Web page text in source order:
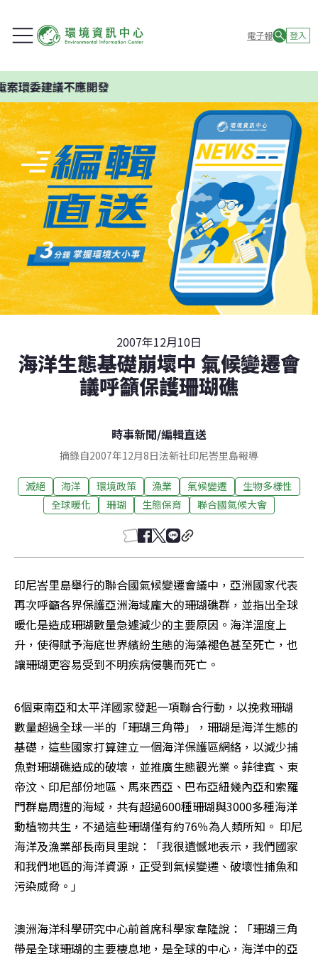
電子報 登入
環委建議不應開發
2007年12月10日
海洋生態基礎崩壞中 氣候變遷會
議呼籲保護珊瑚礁
時事新聞/編輯直送
摘錄自2007年12月8日法新社印尼峇里島報導
滅絕 海洋 環境政策 漁業 氣候變遷
生物多樣性
全球暖化
珊瑚 生態保育 聯合國氣候大會
印尼峇里島舉行的聯合國氣候變遷會議中，亞洲國家代表
再次呼籲各界保護亞洲海域龐大的珊瑚礁群，並指出全球
暖化是造成珊瑚數量急遽減少的主要原因。海洋溫度上
升，使得賦予海底世界繽紛生態的海藻褪色甚至死亡，也
讓珊瑚更容易受到不明疾病侵襲而死亡。
6個東南亞和太平洋國家發起一項聯合行動，以挽救珊瑚
數量超過全球一半的「珊瑚三角帶」，珊瑚是海洋生態的
基礎，這些國家打算建立一個海洋保護區網絡，以減少捕
魚對珊瑚礁造成的破壞，並推廣生態觀光業。菲律賓、東
帝汶、印尼部份地區、馬來西亞、巴布亞紐幾內亞和索羅
門群島周遭的海域，共有超過600種珊瑚與3000多種海洋
動植物共生，不過這些珊瑚僅有約76％為人類所知。 印尼
海洋及漁業部長南貝里說：「我很遺憾地表示，我們國家
和我們地區的海洋資源，正受到氣候變遷、破壞性捕魚和
污染威脅。」
澳洲海洋科學研究中心前首席科學家韋隆說：「珊瑚三角
帶是全球珊瑚的主要棲息地，是全球的中心，海洋中的亞